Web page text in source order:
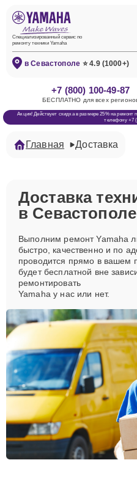
Специализированный сервис по
ремонту техники Yamaha
в Севастополе ⭐ 4.9 (1000+)
+7 (800) 100-49-87
БЕСПЛАТНО для всех
Акция! Действует скидка в размере 25% на
телефону +7
Главная Доставка
Доставка
в Севастополе
Выполним ремонт Yamaha
быстро, качественно и по
проводится прямо в вашем
будет бесплатной вне
ремонтировать
Yamaha у нас или нет.